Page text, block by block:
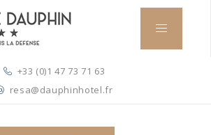
+33 (0)1 47 73 71 63
resa@dauphinhotel.fr